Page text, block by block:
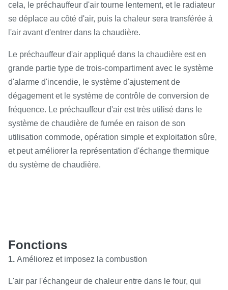
cela, le préchauffeur d'air tourne lentement, et le radiateur
se déplace au côté d'air, puis la chaleur sera transférée à
l'air avant d'entrer dans la chaudière.
Le préchauffeur d'air appliqué dans la chaudière est en
grande partie type de trois-compartiment avec le système
d'alarme d'incendie, le système d'ajustement de
dégagement et le système de contrôle de conversion de
fréquence. Le préchauffeur d'air est très utilisé dans le
système de chaudière de fumée en raison de son
utilisation commode, opération simple et exploitation sûre,
et peut améliorer la représentation d'échange thermique
du système de chaudière.
Fonctions
1. Améliorez et imposez la combustion
L'air par l'échangeur de chaleur entre dans le four, qui